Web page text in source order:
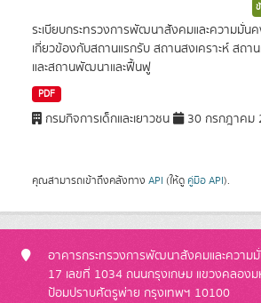
ระเบียบกระทรวงการพัฒนาสังคมและความมั่น
เกี่ยวข้องกับสถานแรกรับ สถานสงเคราะห์ สถ
และสถานพัฒนาและฟื้นฟู
PDF
กรมกิจการเด็กและเยาวชน 30 กรกฎาคม
คุณสามารถเข้าถึงคลังทาง API (ให้ดู คู่มือ API).
อาคารกระทรวงการพัฒนาสังคมและควา
17 เลขที่ 1034 ถนนกรุงเกษม แขวงคลองม
ป้อมปราบศัตรูพ่าย กรุงเทพฯ 10100